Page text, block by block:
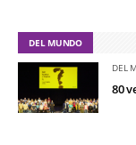
DEL MUNDO
DEL
80